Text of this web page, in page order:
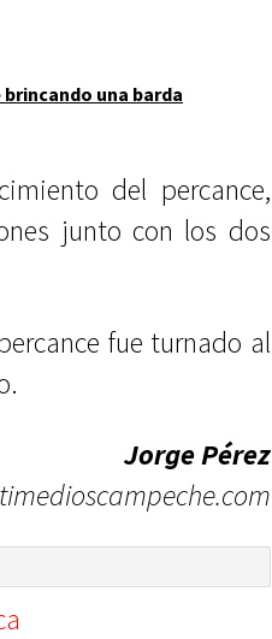
una barda
del percance,
junto con los dos
fue turnado al
Jorge Pérez